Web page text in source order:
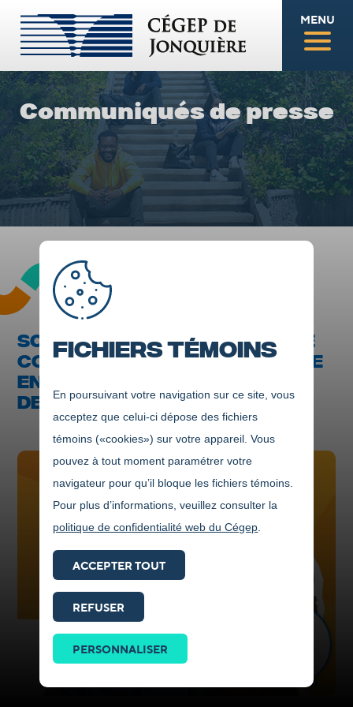
Fichiers témoins
En poursuivant votre navigation sur ce site, vous
acceptez que celui-ci dépose des fichiers
témoins («cookies») sur votre appareil. Vous
pouvez à tout moment paramétrer votre
navigateur pour qu’il bloque les fichiers témoins.
Pour plus d’informations, veuillez consulter la
politique de confidentialité web du Cégep
ACCEPTER TOUT
REFUSER
PERSONNALISER
MENU
Communiqués de presse
SOIRÉE ÉLECTORALE ATM : UNE
COUVERTURE JOURNALISTIQUE
EN DIRECT AUX QUATRE COINS
DE LA RÉGION